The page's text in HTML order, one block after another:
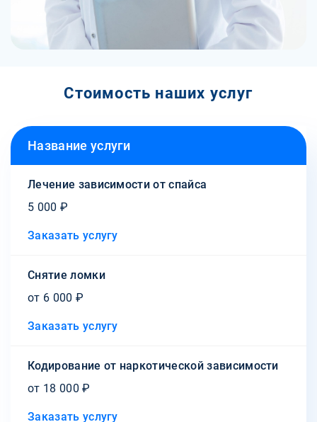
Стоимость наших услуг
Название услуги
Лечение зависимости от спайса
5 000 ₽
Заказать услугу
Снятие ломки
от 6 000 ₽
Заказать услугу
Кодирование от наркотической зависимости
от 18 000 ₽
Заказать услугу